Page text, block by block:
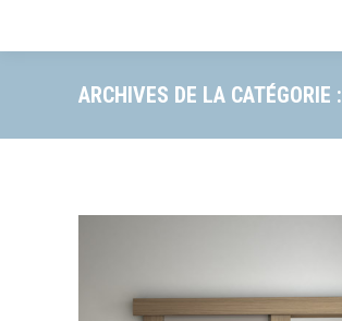
ARCHIVES DE LA CATÉGORIE :